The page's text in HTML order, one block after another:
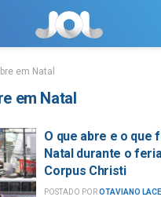
em Natal
em Natal
O que abre e o que
Natal durante o
Corpus Christi
POSTADO POROTAVIANO